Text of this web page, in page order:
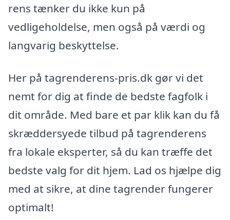
rens tænker du ikke kun på
vedligeholdelse, men også på værdi og
langvarig beskyttelse.
Her på tagrenderens-pris.dk gør vi det
nemt for dig at finde de bedste fagfolk i
dit område. Med bare et par klik kan du få
skræddersyede tilbud på tagrenderens
fra lokale eksperter, så du kan træffe det
bedste valg for dit hjem. Lad os hjælpe dig
med at sikre, at dine tagrender fungerer
optimalt!